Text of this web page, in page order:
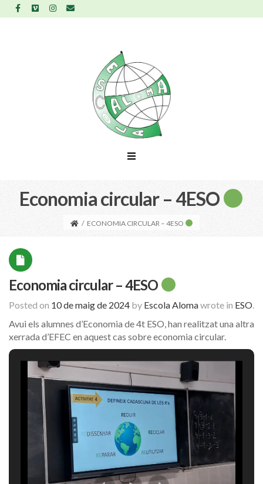
Economia circular – 4ESO
/ ECONOMIA CIRCULAR – 4ESO
Economia circular – 4ESO
Posted on 10 de maig de 2024 by Escola Alomawrote in ESO.
Avui els alumnes d’Economia de 4t ESO, han realitzat una altra
xerrada d’EFEC en aquest cas sobre economia circular.